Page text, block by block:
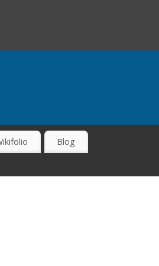
Blog